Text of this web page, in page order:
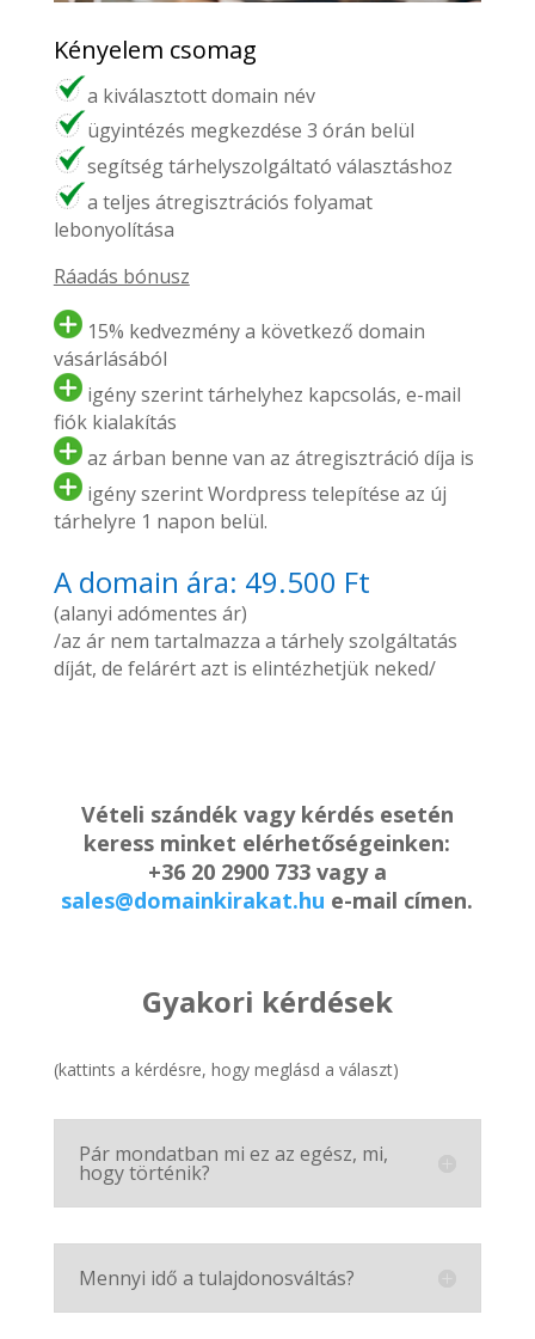
Kényelem csomag
a kiválasztott domain név
ügyintézés megkezdése 3 órán belül
segítség tárhelyszolgáltató választáshoz
a teljes átregisztrációs folyamat
lebonyolítása
Ráadás bónusz
15% kedvezmény a következő domain
vásárlásából
igény szerint tárhelyhez kapcsolás, e-mail
fiók kialakítás
az árban benne van az átregisztráció díja is
igény szerint Wordpress telepítése az új
tárhelyre 1 napon belül.
A domain ára: 49.500 Ft
(alanyi adómentes ár)
/az ár nem tartalmazza a tárhely szolgáltatás
díját, de felárért azt is elintézhetjük neked/
Vételi szándék vagy kérdés esetén
keress minket elérhetőségeinken:
+36 20 2900 733 vagy a
sales@domainkirakat.hu e-mail címen.
Gyakori kérdések
(kattints a kérdésre, hogy meglásd a választ)
Pár mondatban mi ez az egész, mi,
hogy történik?
Mennyi idő a tulajdonosváltás?